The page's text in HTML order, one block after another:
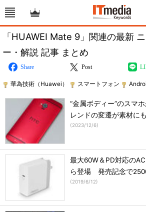
「HUAWEI Mate 9」関連の最新
ー・解説 記事 まとめ
Share Post
華為技術（Huawei） スマートフォン
“金属ボディー”のスマ
レンドの変遷が素材に
(2023/12/6)
最大60W＆PD対応の
ら登場 発売記念で
(2019/6/12)